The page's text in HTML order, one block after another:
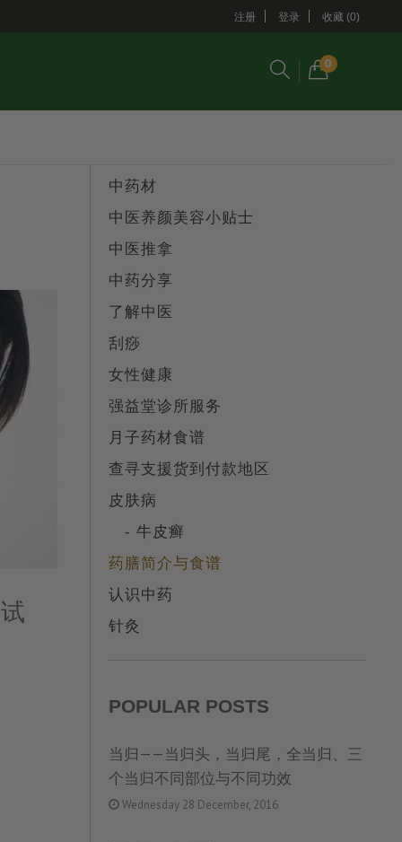
注册 登录 收藏 (0)
0
中药材
中医养颜美容小贴士
中医推拿
中药分享
了解中医
刮痧
女性健康
强益堂诊所服务
月子药材食谱
查寻支援货到付款地区
皮肤病
- 牛皮癣
药膳简介与食谱
认识中药
针灸
POPULAR POSTS
当归——当归头，当归尾，全当归、三
个当归不同部位与不同功效
Wednesday 28 December, 2016